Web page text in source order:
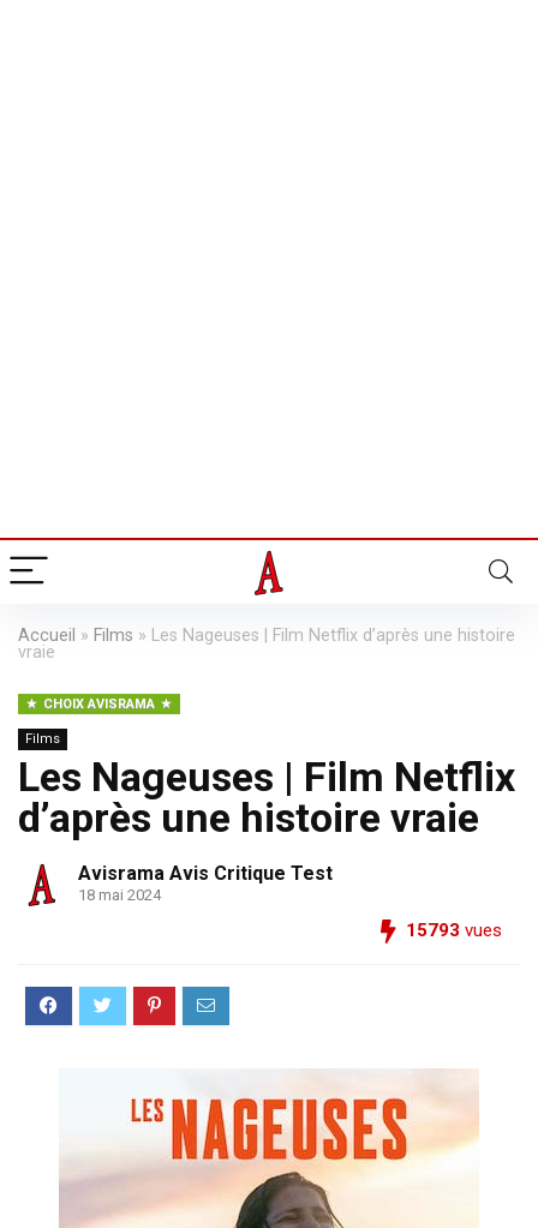
Accueil » Films » Les Nageuses | Film Netflix d’après une histoire
vraie
CHOIX AVISRAMA
Films
Les Nageuses | Film Netflix
d’après une histoire vraie
Avisrama Avis Critique Test
18 mai 2024
15793 vues